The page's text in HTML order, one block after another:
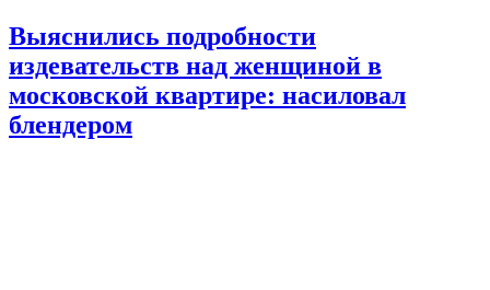
Выяснились подробности
издевательств над женщиной в
московской квартире: насиловал
блендером